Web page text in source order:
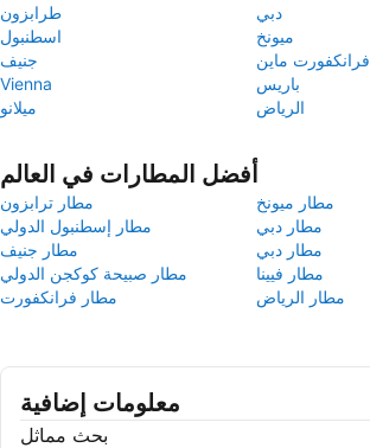
طرابزون
دبي
اسطنبول
ميونخ
جنيف
فرانكفورت ماين
Vienna
باريس
ميلانو
الرياض
أفضل المطارات في العالم
مطار ترابزون
مطار ميونخ
مطار إسطنبول الدولي
مطار دبي
مطار جنيف
مطار دبي
مطار صبيحة كوكجن الدولي
مطار فيينا
مطار فرانكفورت
مطار الرياض
معلومات إضافية
بحث مماثل